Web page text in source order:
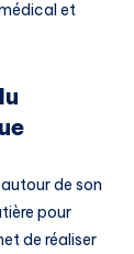
et
de son
pour
de réaliser